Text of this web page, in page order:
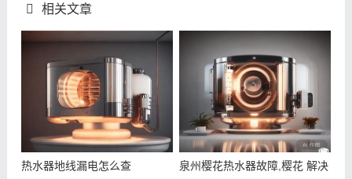
相关文章
热水器地线漏电怎么查 泉州樱花热水器故障,樱花 解决